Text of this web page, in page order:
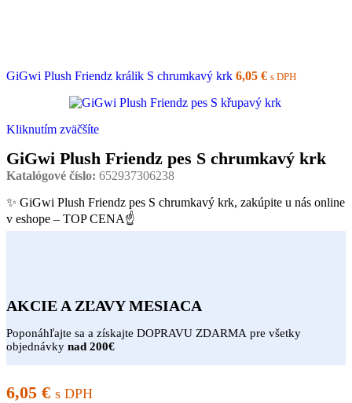
GiGwi Plush Friendz králik S chrumkavý krk 6,05 € s DPH
Kliknutím zväčšíte
GiGwi Plush Friendz pes S chrumkavý krk
Katalógové číslo: 652937306238
✨ GiGwi Plush Friendz pes S chrumkavý krk, zakúpite u nás online
v eshope – TOP CENA☝
AKCIE A ZĽAVY MESIACA
Poponáhľajte sa a získajte DOPRAVU ZDARMA pre všetky
objednávky nad 200€
6,05 € s DPH